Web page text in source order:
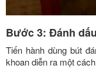
Bước 3: Đánh
Tiến hành dùng bút
khoan diễn ra một